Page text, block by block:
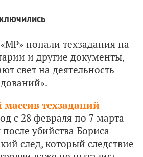
попали техзадания на
и другие документы,
свет на деятельность
техзаданий
с 28 февраля по 7 марта
после убийства Бориса
след, который следствие